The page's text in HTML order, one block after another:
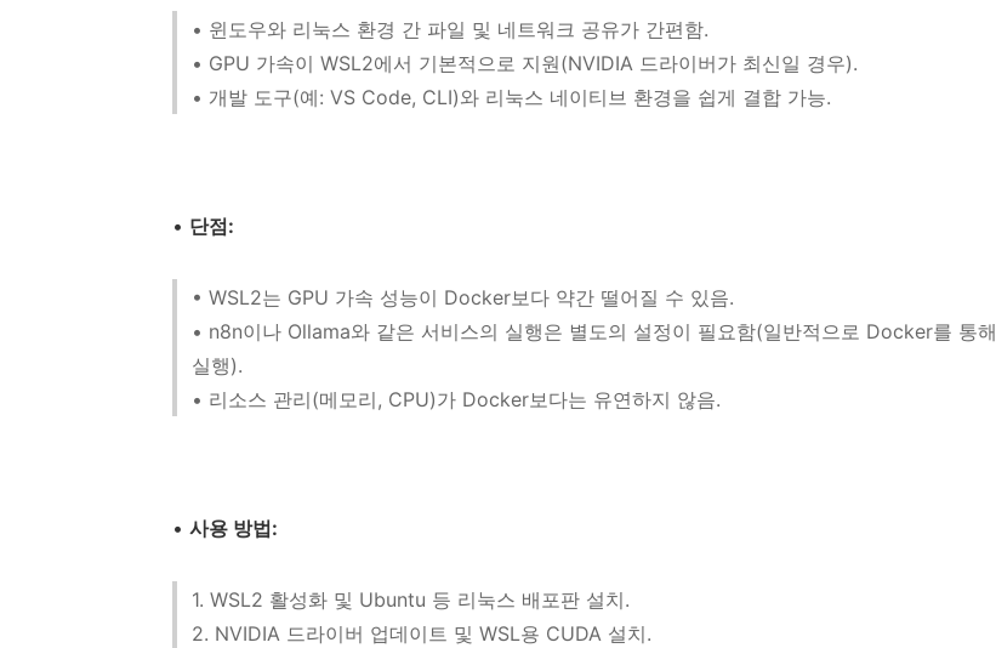
• 윈도우와 리눅스 환경 간 파일 및 네트워크 공유가 간편함.
• GPU 가속이 WSL2에서 기본적으로 지원(NVIDIA 드라이버가 최신일 경우).
• 개발 도구(예: VS Code, CLI)와 리눅스 네이티브 환경을 쉽게 결합 가능.
• 단점:
• WSL2는 GPU 가속 성능이 Docker보다 약간 떨어질 수 있음.
• n8n이나 Ollama와 같은 서비스의 실행은 별도의 설정이 필요함(일반적으로 Docker를 통해
실행).
• 리소스 관리(메모리, CPU)가 Docker보다는 유연하지 않음.
• 사용 방법:
1. WSL2 활성화 및 Ubuntu 등 리눅스 배포판 설치.
2. NVIDIA 드라이버 업데이트 및 WSL용 CUDA 설치.